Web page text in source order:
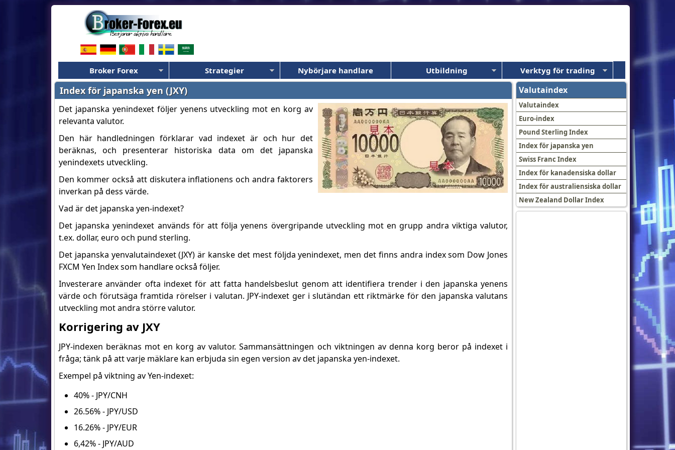
Broker Forex Strategier Nybörjare handlare Utbildning Verktyg för trading
Valutaindex
Valutaindex
Euro-index
Pound Sterling Index
Index för japanska yen
Swiss Franc Index
Index för kanadensiska dollar
Index för australiensiska dollar
New Zealand Dollar Index
Index för japanska yen (JXY)
Det japanska yenindexet följer yenens utveckling mot en korg av
relevanta valutor.
Den här handledningen förklarar vad indexet är och hur det
beräknas, och presenterar historiska data om det japanska
yenindexets utveckling.
Den kommer också att diskutera inflationens och andra faktorers
inverkan på dess värde.
Vad är det japanska yen-indexet?
Det japanska yenindexet används för att följa yenens övergripande utveckling mot en grupp andra viktiga valutor,
t.ex. dollar, euro och pund sterling.
Det japanska yenvalutaindexet (JXY) är kanske det mest följda yenindexet, men det finns andra index som Dow Jones
FXCM Yen Index som handlare också följer.
Investerare använder ofta indexet för att fatta handelsbeslut genom att identifiera trender i den japanska yenens
värde och förutsäga framtida rörelser i valutan. JPY-indexet ger i slutändan ett riktmärke för den japanska valutans
utveckling mot andra större valutor.
Korrigering av JXY
JPY-indexen beräknas mot en korg av valutor. Sammansättningen och viktningen av denna korg beror på indexet i
fråga; tänk på att varje mäklare kan erbjuda sin egen version av det japanska yen-indexet.
Exempel på viktning av Yen-indexet:
40% - JPY/CNH
26.56% - JPY/USD
16.26% - JPY/EUR
6,42% - JPY/AUD